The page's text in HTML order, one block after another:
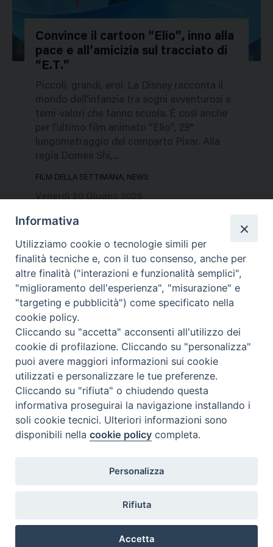
752549
Convince il cartoon “Elio”, inno alla
pace e all’amicizia sul tracciato di
“E.T.”
Piccoli, grandi, eroi. La Disney racconta il
mondo dell’infanzia tra sogni avventurosi e
temi-valori che fanno scuola. È così anche
per l’ultimo film animato “Elio”, 29°
lungometraggio del comparto Pixar. Alla
regia Domee Shi,...
FILM DELLA SETTIMANA, NEWS
Contatti & Info
C.ne Aurelia, 50 – 00165 Roma
Contatti
Scrivi a: cnvf@chiesacattolica.it
Informativa
Utilizziamo cookie o tecnologie simili per
finalità tecniche e, con il tuo consenso, anche per
altre finalità ("interazioni e funzionalità semplici",
"miglioramento dell'esperienza", "misurazione" e
"targeting e pubblicità") come specificato nella
cookie policy.
Cliccando su "accetta" acconsenti all'utilizzo dei
cookie di profilazione. Cliccando su "personalizza"
puoi avere maggiori informazioni sui cookie
utilizzati e personalizzare le tue preferenze.
Cliccando su "rifiuta" o chiudendo questa
informativa proseguirai la navigazione installando i
soli cookie tecnici. Ulteriori informazioni sono
disponibili nellacookie policy completa.
Personalizza
Rifiuta
Accetta